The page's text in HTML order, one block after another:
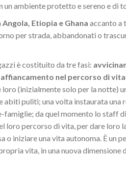
ambiente protetto e sereno e di
Angola, Etiopia e Ghana accanto a
per strada, abbandonati o
è costituito da tre fasi:
nel percorso di vita
(inizialmente solo per la notte)
abiti puliti; una volta instaurata una
famiglie; da quel momento lo staff
loro percorso di vita, per dare loro
o iniziare una vita autonoma. È un
vita, in una nuova dimensione